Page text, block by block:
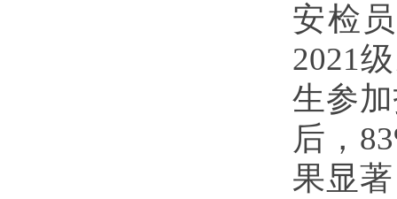
安检
2021
生参
后，
果显